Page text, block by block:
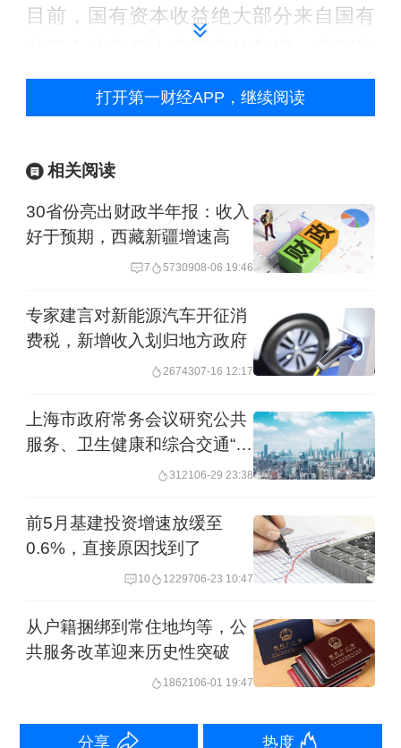
目前，国有资本收益绝大部分来自国有
按照一定比例来收取，纳入财政账本
（国有资本经营预算）。从2008年中国
收益上缴财政比例总体上不断提高。
以中央国有全资企业（非金融）税后利
润的收取为例，根据不同企业类型等一
开始实行了10%、5%、暂缓三年收取和
免收四档，此后经过多次调整，2025年
提升为35%、30%、20%和免收四档。
比如，中国烟草总公司、中国石油天然
气集团公司、中国石油化工集团公司、
企税后利润上缴财政比例为35%最高
档，贡献了央企上交财政利润大头。
规定并不完全一致，但总体上也呈现适
度提高的趋势。
比如，根据吉林省财政厅信息，2019年
打开第一财经APP，继续阅读
相关阅读
30省份亮出财政半年报：收入
好于预期，西藏新疆增速高
7 5730908-06 19:46
专家建言对新能源汽车开征消
费税，新增收入划归地方政府
2674307-16 12:17
上海市政府常务会议研究公共
服务、卫生健康和综合交通“十
312106-29 23:38
前5月基建投资增速放缓至
0.6%，直接原因找到了
10 1229706-23 10:47
从户籍捆绑到常住地均等，公
共服务改革迎来历史性突破
1862106-01 19:47
分享 热度